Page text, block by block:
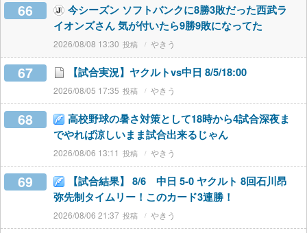
66
今シーズン ソフトバンクに8勝3敗だった西武ラ
イオンズさん 気が付いたら9勝9敗になってた
2026/08/08 13:30 やきう
67 【試合実況】ヤクルトvs中日 8/5/18:00
2026/08/05 17:35 やきう
68
高校野球の暑さ対策として18時から4試合深夜ま
でやれば涼しいまま試合出来るじゃん
2026/08/06 13:11 やきう
69
【試合結果】 8/6 中日 5-0 ヤクルト 8回石川昂
弥先制タイムリー！このカード3連勝！
2026/08/06 21:37 やきう